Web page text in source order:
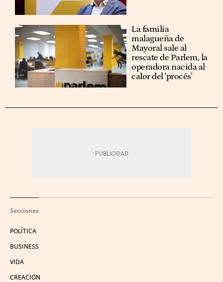
La familia
malagueña de
Mayoral sale al
rescate de Parlem, la
operadora nacida al
calor del 'procés'
Secciones
POLÍTICA
BUSINESS
VIDA
CREACIÓN